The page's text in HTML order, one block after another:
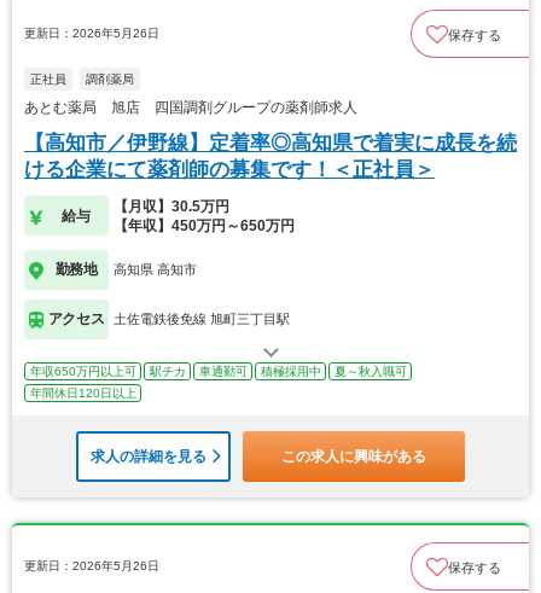
更新日：2026年5月26日 保存する
正社員 調剤薬局
あとむ薬局 旭店 四国調剤グループの薬剤師求人
【高知市／伊野線】定着率◎高知県で着実に成長を続
ける企業にて薬剤師の募集です！＜正社員＞
給与
【月収】30.5万円
【年収】450万円～650万円
勤務地 高知県 高知市
アクセス 土佐電鉄後免線 旭町三丁目駅
年収650万円以上可 駅チカ 車通勤可 積極採用中
夏～秋入職可
年間休日120日以上
求人の詳細を見る この求人に興味がある
更新日：2026年5月26日 保存する